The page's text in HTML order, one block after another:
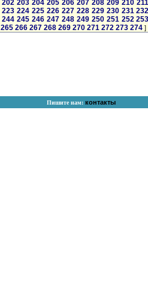
202 203 204 205 206 207 208 209 210 211
223 224 225 226 227 228 229 230 231
244 245 246 247 248 249 250 251 252
265 266 267 268 269 270 271 272 273 274 ]
Пишите нам: контакты